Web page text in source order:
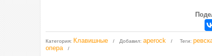
Категория: Клавишные Добавил: aperock Теги:
опера